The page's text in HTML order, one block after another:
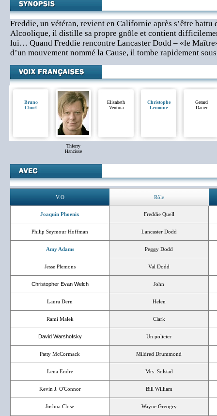
Freddie, un vétéran, revient en Californie après s’être battu
Alcoolique, il distille sa propre gnôle et contient
lui… Quand Freddie rencontre Lancaster Dodd – «le
d’un mouvement nommé la Cause, il tombe rapidement
Bruno
Choël
Thierry
Hancisse
Elisabeth
Ventura
Christophe
Lemoine
Gerard
Darier
V.O Rôle
Joaquin Phoenix Freddie Quell
Philip Seymour Hoffman Lancaster Dodd
Amy Adams Peggy Dodd
Jesse Plemons Val Dodd
Christopher Evan Welch John
Laura Dern Helen
Rami Malek Clark
David Warshofsky Un policier
Patty McCormack Mildred Drummond
Lena Endre Mrs. Solstad
Kevin J. O'Connor Bill William
Joshua Close Wayne Greogry